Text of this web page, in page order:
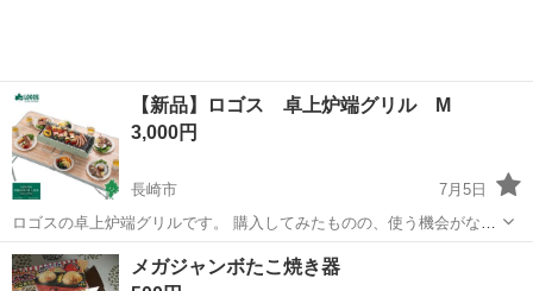
【新品】ロゴス 卓上炉端グリル M
3,000円
長崎市
7月5日
ロゴスの卓上炉端グリルです。 購入してみたものの、使う機会がなさ
そうなのでお譲りします。 他サイトにも、出品しているため 気になる
方はお早めにお願いいたします。 ≪商品説明≫ ●テーブル面を有効に
長崎 長崎市 キッチン家電 グリル
メガジャンボたこ焼き器